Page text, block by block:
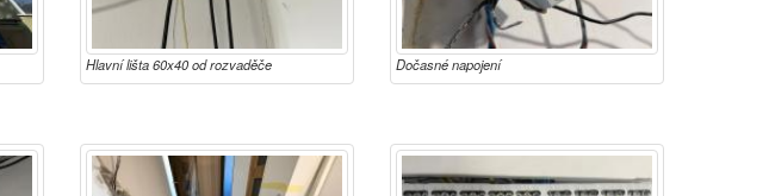
Hlavní lišta 60x40 od rozvaděče Dočasné napojení